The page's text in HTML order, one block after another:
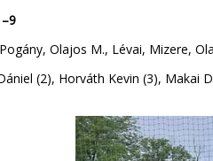
Olajos M., Lévai, Mizere,
(2), Horváth Kevin (3), Makai